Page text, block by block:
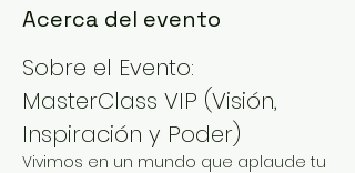
Acerca del evento
Sobre el Evento:
MasterClass VIP (Visión,
Inspiración y Poder)
Vivimos en un mundo que aplaude tu